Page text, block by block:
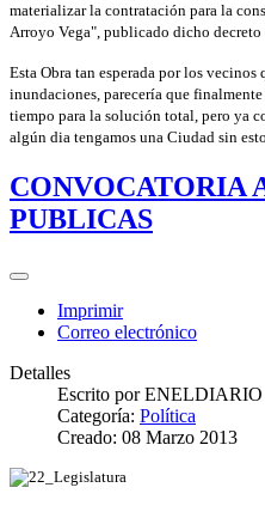
materializar la contratación para la
Arroyo Vega", publicado dicho
Esta Obra tan esperada por los vecinos
inundaciones, parecería que
tiempo para la solución total, pero ya
algún dia tengamos una Ciudad sin
CONVOCATORIA
PUBLICAS
Imprimir
Correo electrónico
Detalles
Escrito porENELDIARIO
Categoría: Política
Creado: 08 Marzo 2013